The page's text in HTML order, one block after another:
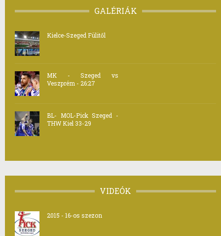
GALÉRIÁK
Kielce-Szeged Fülitől
MK - Szeged vs
Veszprém - 26:27
BL- MOL-Pick Szeged -
THW Kiel 33-29
VIDEÓK
2015 - 16-os szezon